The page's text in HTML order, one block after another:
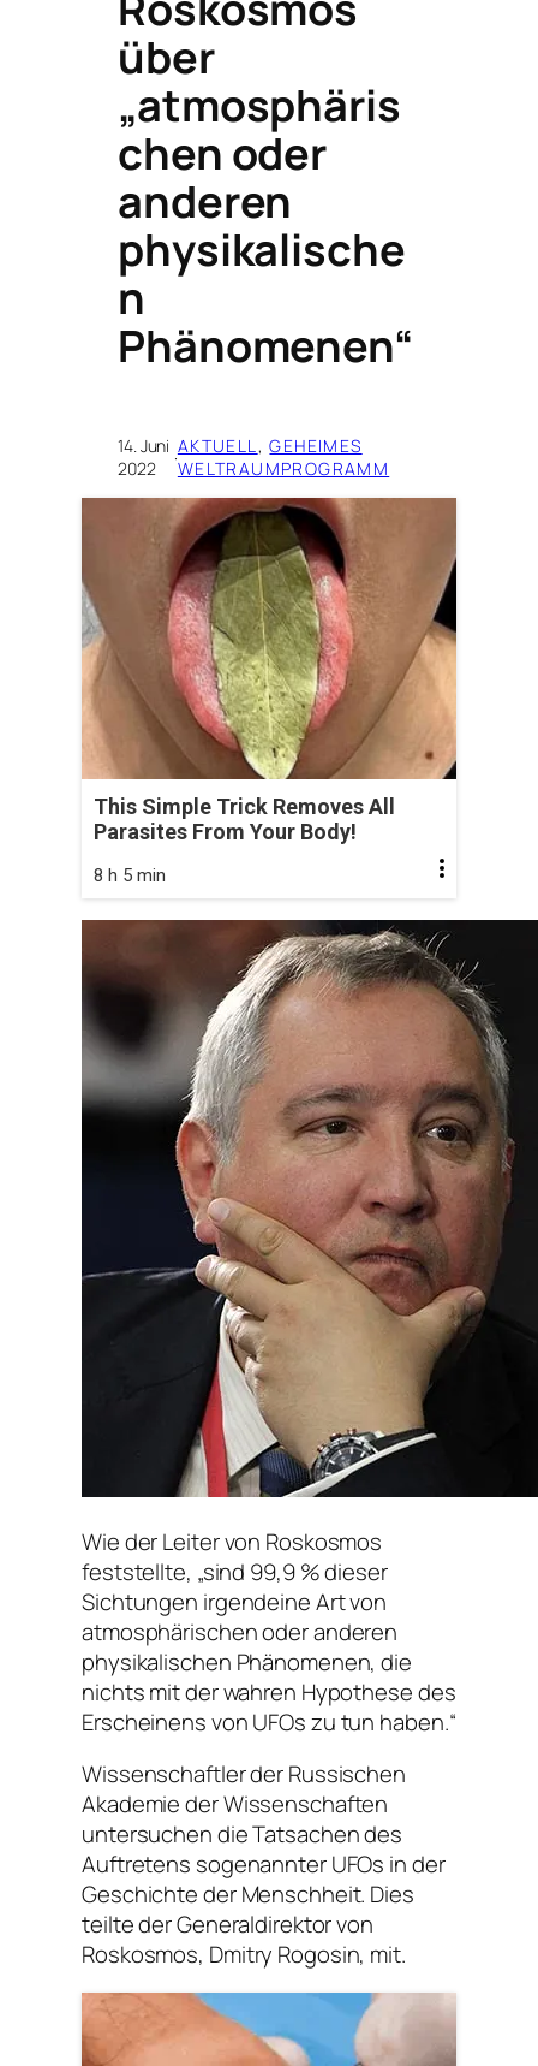
über
„atmosphäris
chen oder
anderen
physikalische
n
Phänomenen“
14. Juni
2022
·AKTUELL, GEHEIMES
WELTRAUMPROGRAMM
This Simple Trick Removes All
Parasites From Your Body!
8 h 5 min
Wie der Leiter von Roskosmos
feststellte, „sind 99,9 % dieser
Sichtungen irgendeine Art von
atmosphärischen oder anderen
physikalischen Phänomenen, die
nichts mit der wahren Hypothese des
Erscheinens von UFOs zu tun haben.“
Wissenschaftler der Russischen
Akademie der Wissenschaften
untersuchen die Tatsachen des
Auftretens sogenannter UFOs in der
Geschichte der Menschheit. Dies
teilte der Generaldirektor von
Roskosmos, Dmitry Rogosin, mit.